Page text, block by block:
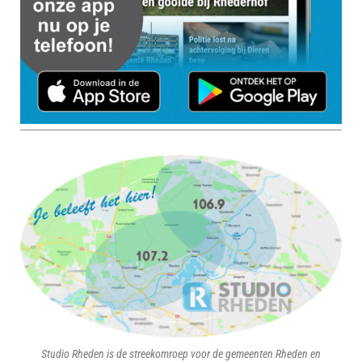
Studio Rheden is de streekomroep voor de gemeenten Rheden en